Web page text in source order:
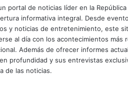
portal de noticias líder en la
informativa integral. Desde
y noticias de entretenimiento, este
al día con los acontecimientos más
Además de ofrecer informes
profundidad y sus entrevistas
de las noticias.